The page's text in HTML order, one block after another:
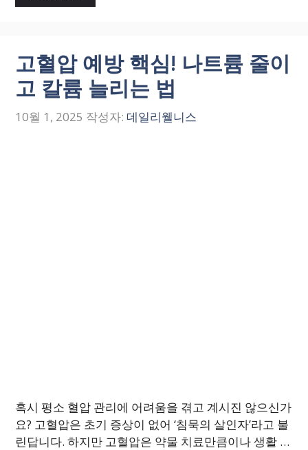
고혈압 예방 핵심! 나트륨 줄이
고 칼륨 늘리는 법
10월 1, 2025 작성자: 데일리웰니스
혹시 평소 혈압 관리에 어려움을 겪고 계시진 않으신가
요? 고혈압은 초기 증상이 없어 ‘침묵의 살인자’라고 불
린답니다. 하지만 고혈압은 약물 치료만큼이나 생활 …